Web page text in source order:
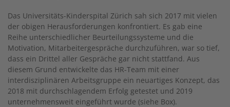
Das Universitäts-Kinderspital Zürich sah sich 2017 mit vielen
der obigen Herausforderungen konfrontiert. Es gab eine
Reihe unterschiedlicher Beurteilungssysteme und die
Motivation, Mitarbeitergespräche durchzuführen, war so tief,
dass ein Drittel aller Gespräche gar nicht stattfand. Aus
diesem Grund entwickelte das HR-Team mit einer
interdisziplinären Arbeitsgruppe ein neuartiges Konzept, das
2018 mit durchschlagendem Erfolg getestet und 2019
unternehmensweit eingeführt wurde (siehe Box).